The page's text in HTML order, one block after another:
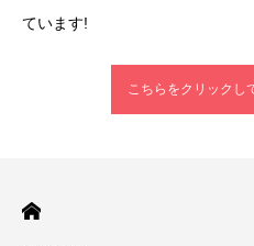
ています!
こちらをクリックし